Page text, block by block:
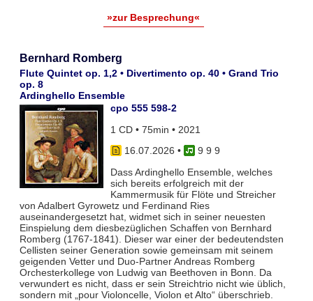
»zur Besprechung«
Bernhard Romberg
Flute Quintet op. 1,2 • Divertimento op. 40 • Grand Trio
op. 8
Ardinghello Ensemble
cpo 555 598-2
1 CD • 75min • 2021
16.07.2026 •
9 9 9
Dass Ardinghello Ensemble, welches
sich bereits erfolgreich mit der
Kammermusik für Flöte und Streicher
von Adalbert Gyrowetz und Ferdinand Ries
auseinandergesetzt hat, widmet sich in seiner neuesten
Einspielung dem diesbezüglichen Schaffen von Bernhard
Romberg (1767-1841). Dieser war einer der bedeutendsten
Cellisten seiner Generation sowie gemeinsam mit seinem
geigenden Vetter und Duo-Partner Andreas Romberg
Orchesterkollege von Ludwig van Beethoven in Bonn. Da
verwundert es nicht, dass er sein Streichtrio nicht wie üblich,
sondern mit „pour Violoncelle, Violon et Alto“ überschrieb.